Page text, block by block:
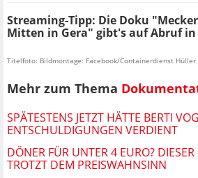
Streaming-Tipp: Die Doku
Mitten in Gera" gibt's auf Abruf in
Titelfoto: Bildmontage: Facebook/Containerdienst Hüller
Mehr zum Thema
SPÄTESTENS JETZT HÄTTE BERTI
ENTSCHULDIGUNGEN VERDIENT
DÖNER FÜR UNTER 4 EURO?
TROTZT DEM PREISWAHNSINN